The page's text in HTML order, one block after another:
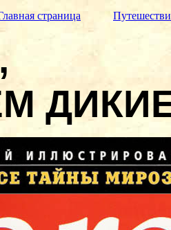
страница